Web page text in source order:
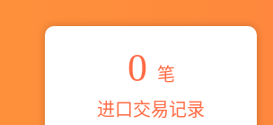
0 笔
进口交易记录